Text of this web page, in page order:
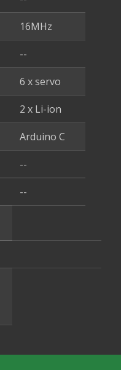
16MHz
--
6 x servo
2 x Li-ion
Arduino C
--
--